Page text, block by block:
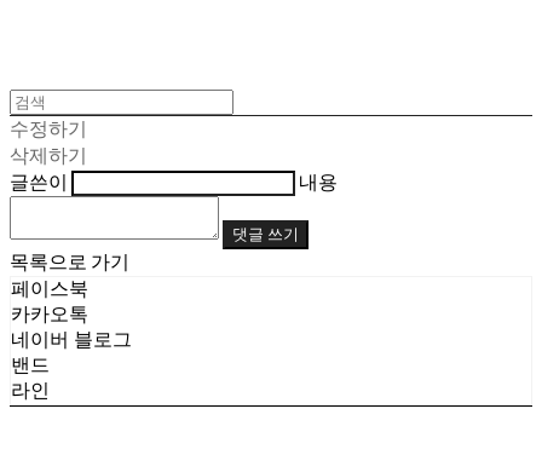
수정하기
삭제하기
글쓴이
내용
댓글 쓰기
목록으로 가기
페이스북
카카오톡
네이버 블로그
밴드
라인